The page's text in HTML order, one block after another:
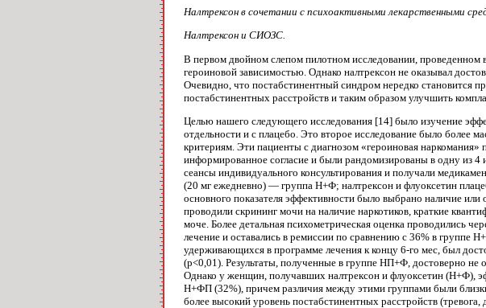
Налтрексон в сочетании с психоактивными лекарственными
Налтрексон и СИОЗС.
В первом двойном слепом пилотном исследовании, проведенном
героиновой зависимостью. Однако налтрексон не оказывал
Очевидно, что постабстинентный синдром нередко становится
постаб­стинентных расстройств и таким образом улучшить
Целью нашего следующего исследования [14] было изучение
отдель­ности и с плацебо. Это второе исследование было более
критериям. Эти па­циенты с диагнозом «героиновая
информированное согла­сие и были рандомизированы в одну из
сеансы индивидуального консуль­тирования и получали
(20 мг ежедневно) — группа Н+Ф; нал­трексон и флуоксетин
основного показателя эффективности было вы­брано наличие
прово­дили скрининг мочи на наличие наркотиков, крат­кие
моче. Бо­лее детальная психометрическая оценка проводились
лечение и остава­лись в ремиссии по сравнению с 36% в
удержива­ющихся в программе лечения к концу 6-го мес, был
(p<0,01). Ре­зультаты, полученные в группе НП+Ф, достоверно
Однако у жен­щин, получавших налтрексон и флуоксетин (Н+Ф),
Н+ФП (32%), причем различия между этими группами были
более высокий уровень постабстинентных расстройств